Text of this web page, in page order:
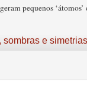
pequenos
sombras e simetrias